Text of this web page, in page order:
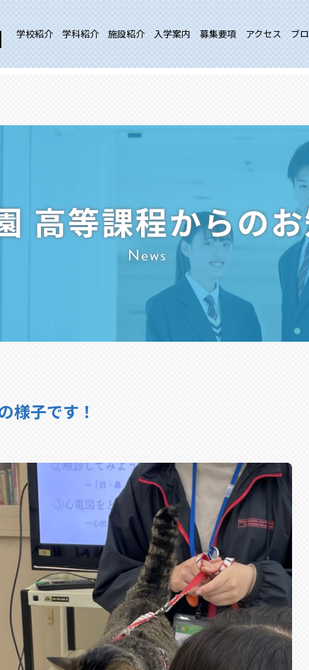
学校紹介 学科紹介 施設紹介 入学案内 募集要項 アクセス ブ
高等課程からの
News
様子です！